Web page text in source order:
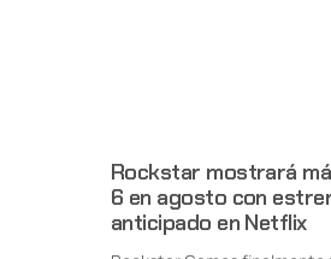
Rockstar mostrará
6 en agosto con
anticipado en Netflix